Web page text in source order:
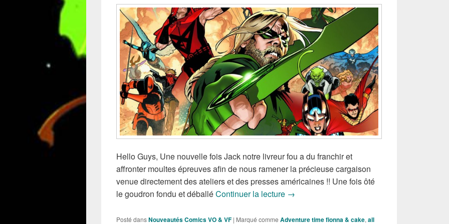
Hello Guys, Une nouvelle fois Jack notre livreur fou a du franchir et
affronter moultes épreuves afin de nous ramener la précieuse cargaison
venue directement des ateliers et des presses américaines !! Une fois ôté
le goudron fondu et déballéContinuer la lecture Sorties des Comics VO de la semaine du 15
→
Posté dansNouveautés Comics VO & VF | Marqué comme Adventure time fionna & cake, all